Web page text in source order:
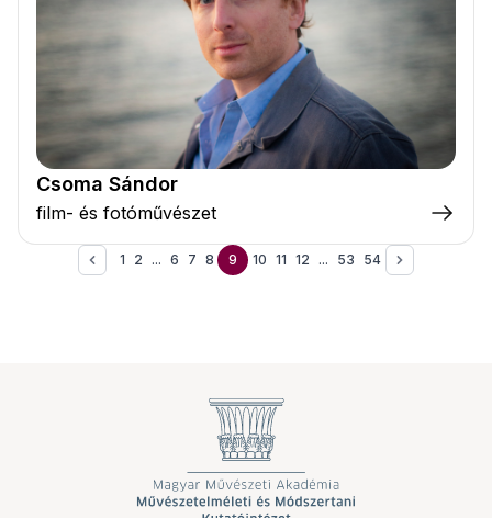
Csoma Sándor
film- és fotóművészet
1 2 ... 6 7 8 9 10 11 12 ... 53 54